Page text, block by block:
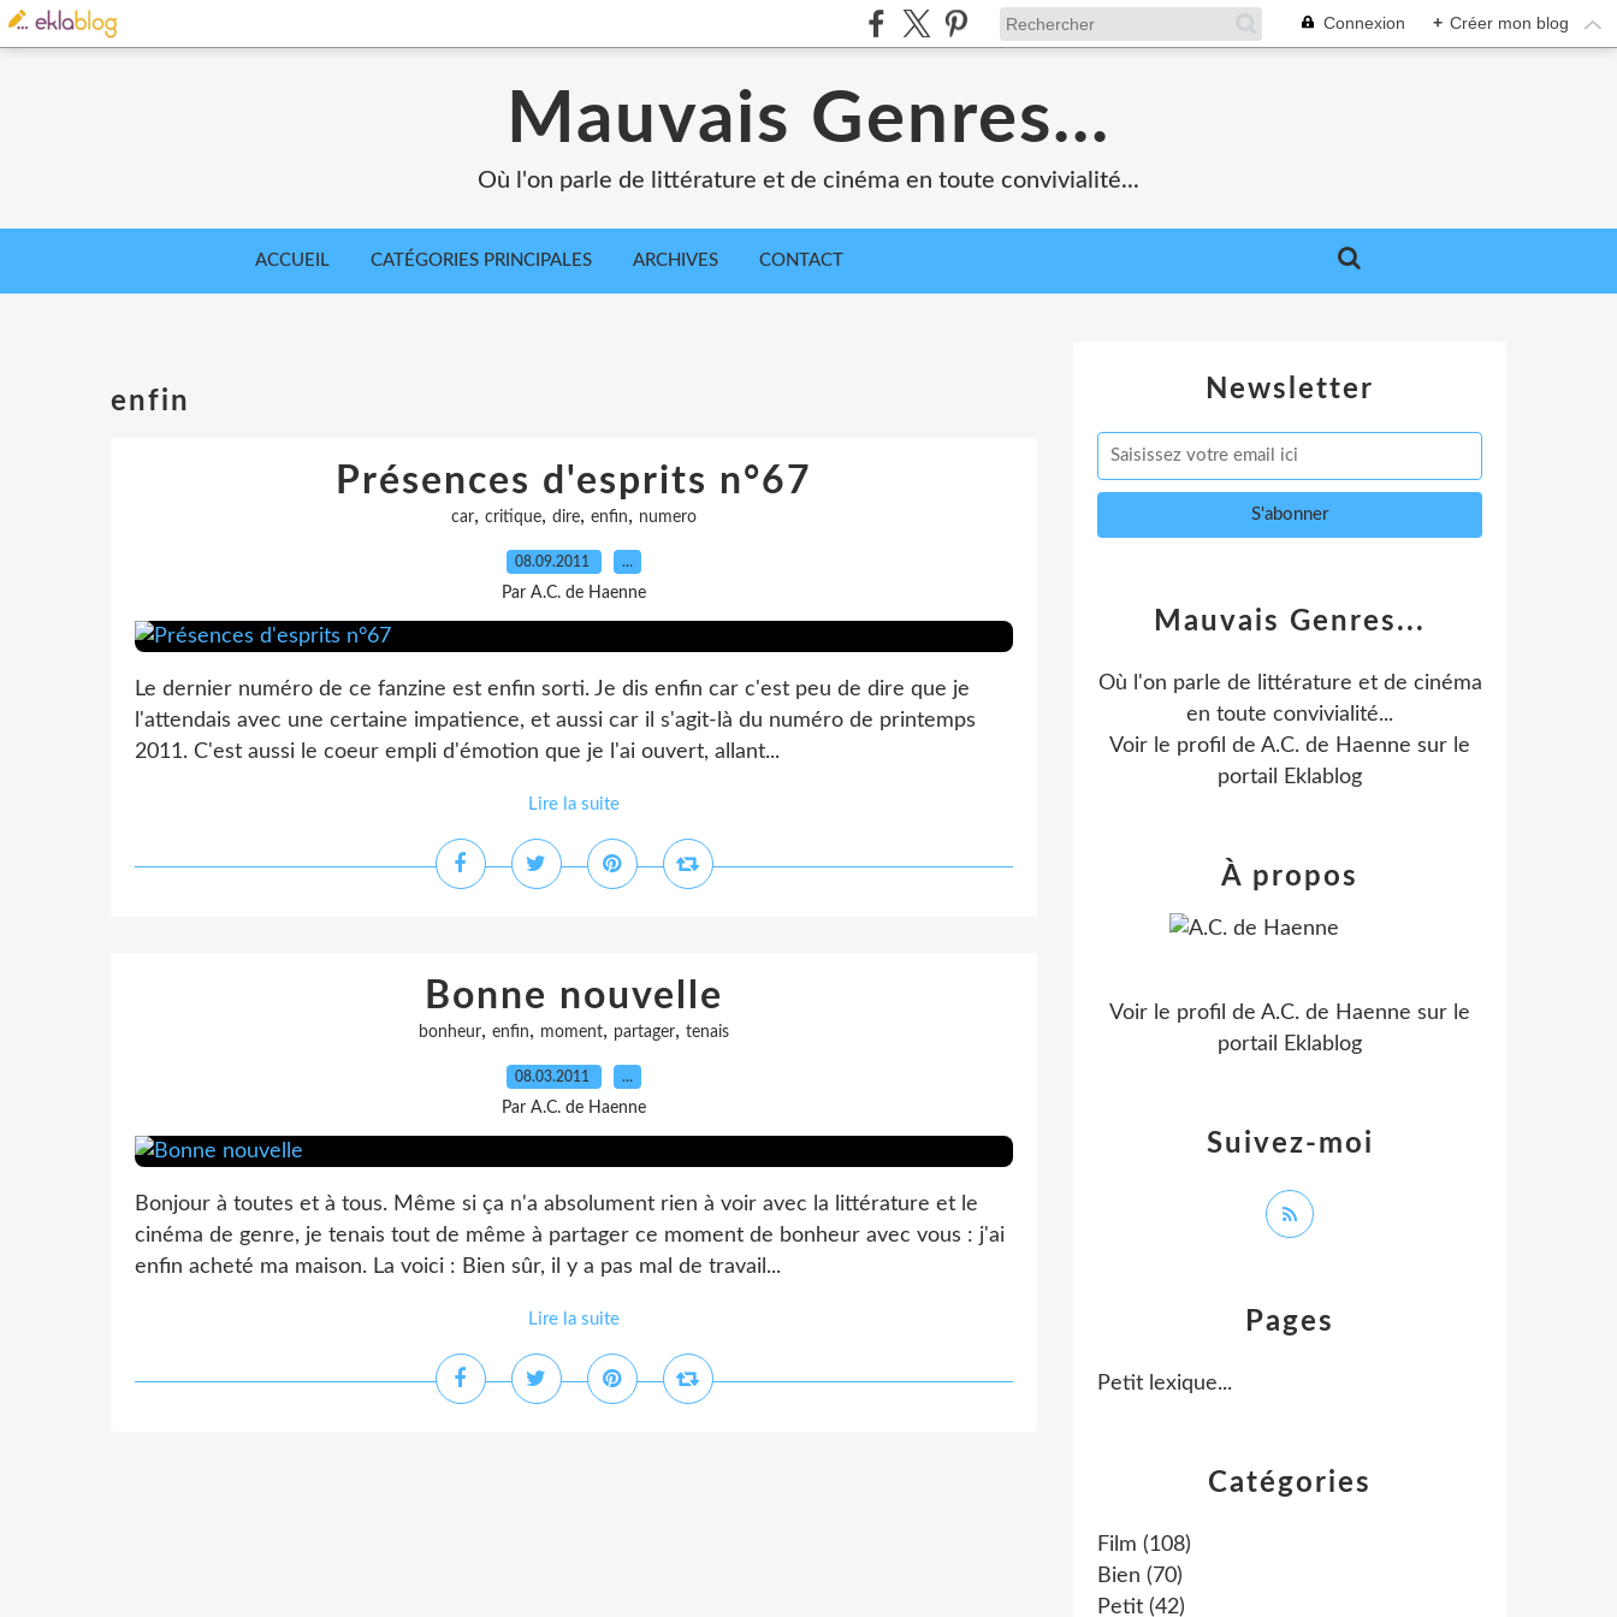
Connexion + Créer mon blog
Mauvais Genres...
Où l'on parle de littérature et de cinéma en toute convivialité...
ACCUEIL CATÉGORIES PRINCIPALES ARCHIVES CONTACT
enfin
Présences d'esprits n°67
car, critique, dire, enfin, numero
08.09.2011 …
Par A.C. de Haenne
Le dernier numéro de ce fanzine est enfin sorti. Je dis enfin car c'est peu de dire que je
l'attendais avec une certaine impatience, et aussi car il s'agit-là du numéro de printemps
2011. C'est aussi le coeur empli d'émotion que je l'ai ouvert, allant...
Lire la suite
Bonne nouvelle
bonheur, enfin, moment, partager, tenais
08.03.2011 …
Par A.C. de Haenne
Bonjour à toutes et à tous. Même si ça n'a absolument rien à voir avec la littérature et le
cinéma de genre, je tenais tout de même à partager ce moment de bonheur avec vous : j'ai
enfin acheté ma maison. La voici : Bien sûr, il y a pas mal de travail...
Lire la suite
Newsletter
Catégories
Film (108)
Bien (70)
Petit (42)
Pages
Petit lexique...
Mauvais Genres...
Où l'on parle de littérature et de cinéma
en toute convivialité...
Voir le profil de A.C. de Haenne sur le
portail Eklablog
Suivez-moi
À propos
Voir le profil de A.C. de Haenne sur le
portail Eklablog